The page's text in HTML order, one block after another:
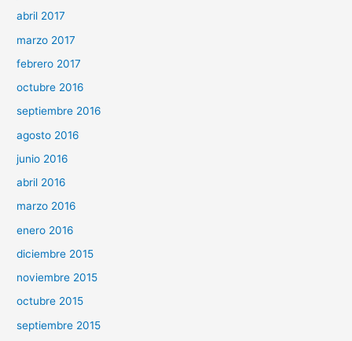
abril 2017
marzo 2017
febrero 2017
octubre 2016
septiembre 2016
agosto 2016
junio 2016
abril 2016
marzo 2016
enero 2016
diciembre 2015
noviembre 2015
octubre 2015
septiembre 2015